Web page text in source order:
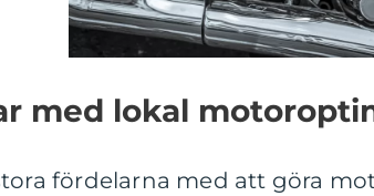
med lokal
fördelarna med att göra